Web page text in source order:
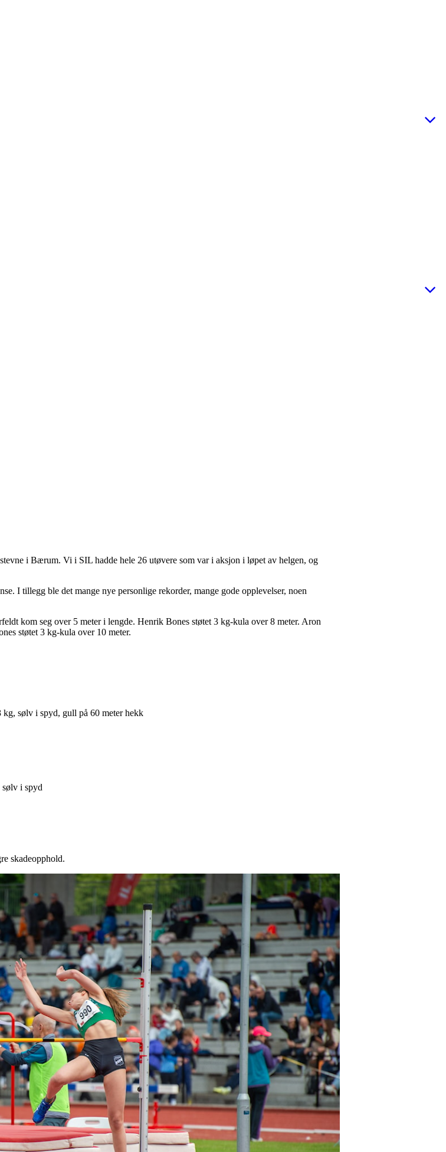
i Bærum. Vi i SIL hadde hele 26 utøvere som var i aksjon i løpet av helgen, og
I tillegg ble det mange nye personlige rekorder, mange gode opplevelser, noen
kom seg over 5 meter i lengde. Henrik Bones støtet 3 kg-kula over 8 meter. Aron
støtet 3 kg-kula over 10 meter.
sølv i spyd, gull på 60 meter hekk
i spyd
skadeopphold.